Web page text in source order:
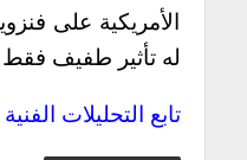
الأمريكية على
له تأثير طفيف
تابع التحليلات